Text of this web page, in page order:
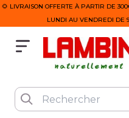
🌻 LIVRAISON OFFERTE À PARTIR DE
LUNDI AU VENDREDI DE